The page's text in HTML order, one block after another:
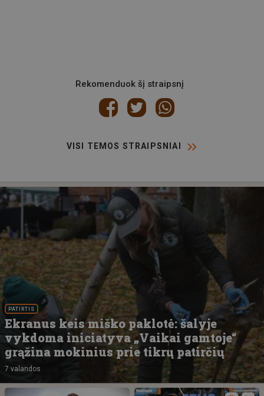
Rekomenduok šį straipsnį
VISI TEMOS STRAIPSNIAI
PATIRTIS
Ekranus keis miško paklotė: šalyje
vykdoma iniciatyva „Vaikai gamtoje“
grąžina mokinius prie tikrų patirčių
7 valandos